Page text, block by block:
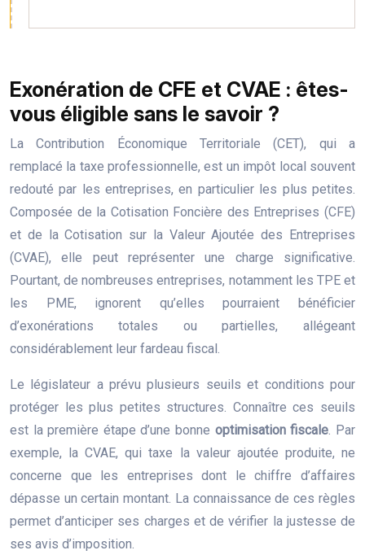
Exonération de CFE et CVAE : êtes-
vous éligible sans le savoir ?
La Contribution Économique Territoriale (CET), qui a
remplacé la taxe professionnelle, est un impôt local souvent
redouté par les entreprises, en particulier les plus petites.
Composée de la Cotisation Foncière des Entreprises (CFE)
et de la Cotisation sur la Valeur Ajoutée des Entreprises
(CVAE), elle peut représenter une charge significative.
Pourtant, de nombreuses entreprises, notamment les TPE et
les PME, ignorent qu’elles pourraient bénéficier
d’exonérations totales ou partielles, allégeant
considérablement leur fardeau fiscal.
Le législateur a prévu plusieurs seuils et conditions pour
protéger les plus petites structures. Connaître ces seuils
est la première étape d’une bonne optimisation fiscale . Par
exemple, la CVAE, qui taxe la valeur ajoutée produite, ne
concerne que les entreprises dont le chiffre d’affaires
dépasse un certain montant. La connaissance de ces règles
permet d’anticiper ses charges et de vérifier la justesse de
ses avis d’imposition.